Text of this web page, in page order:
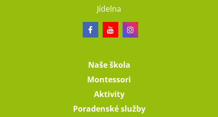
Jídelna
Naše škola
Montessori
Aktivity
Poradenské služby